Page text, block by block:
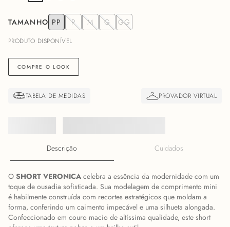
TAMANHO PP P M G GG
PRODUTO DISPONÍVEL
COMPRE O LOOK
Descrição Cuidados
O SHORT VERONICA celebra a essência da modernidade com um
toque de ousadia sofisticada. Sua modelagem de comprimento mini
é habilmente construída com recortes estratégicos que moldam a
forma, conferindo um caimento impecável e uma silhueta alongada.
Confeccionado em couro macio de altíssima qualidade, este short